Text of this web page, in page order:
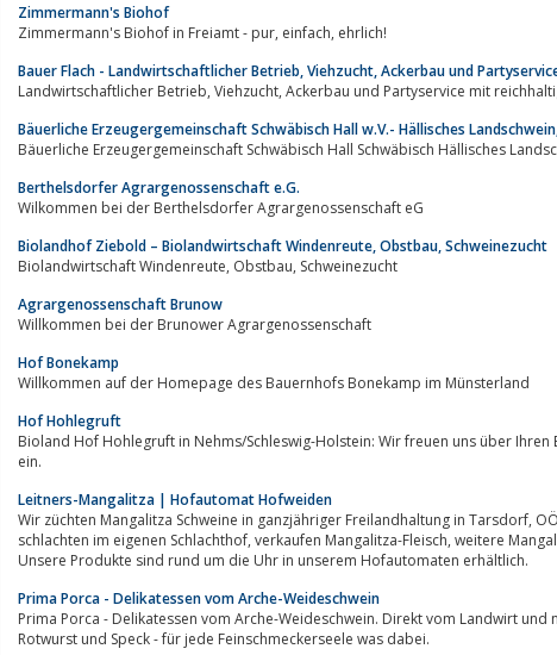
Zimmermann's Biohof
Zimmermann's Biohof in Freiamt - pur, einfach, ehrlich!
Bauer Flach - Landwirtschaftlicher Betrieb, Viehzucht, Ackerbau und
Landwirtschaftlicher Betrieb, Viehzucht, Ackerbau und Partyservice
Bäuerliche Erzeugergemeinschaft Schwäbisch Hall w.V.- Hällisches
Berthelsdorfer Agrargenossenschaft e.G.
Wilkommen bei der Berthelsdorfer Agrargenossenschaft eG
Biolandhof Ziebold – Biolandwirtschaft Windenreute, Obstbau, Schweinezucht
Biolandwirtschaft Windenreute, Obstbau, Schweinezucht
Agrargenossenschaft Brunow
Willkommen bei der Brunower Agrargenossenschaft
Hof Bonekamp
Willkommen auf der Homepage des Bauernhofs Bonekamp im Münsterland
Hof Hohlegruft
Bioland Hof Hohlegruft in Nehms/Schleswig-Holstein: Wir freuen uns über Ihren
ein.
Leitners-Mangalitza | Hofautomat Hofweiden
Wir züchten Mangalitza Schweine in ganzjähriger Freilandhaltung in Tarsdorf, OÖ, auf großflächiger Permakultur. Wir
schlachten im eigenen Schlachthof, verkaufen Mangalitza-Fleisch, weitere Mangalitza Produkte, eigene Freiland-Eier etc..
Unsere Produkte sind rund um die Uhr in unserem Hofautomaten erhältlich.
Prima Porca - Delikatessen vom Arche-Weideschwein
Prima Porca - Delikatessen vom Arche-Weideschwein. Direkt vom Landwirt und
Rotwurst und Speck - für jede Feinschmeckerseele was dabei.